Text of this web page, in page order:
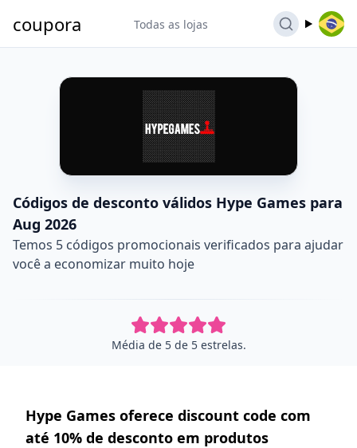
coupora Todas as lojas
Códigos de desconto válidos Hype Games para
Aug 2026
Temos 5 códigos promocionais verificados para ajudar
você a economizar muito hoje
Média de 5 de 5 estrelas.
Hype Games oferece discount code com
até 10% de desconto em produtos